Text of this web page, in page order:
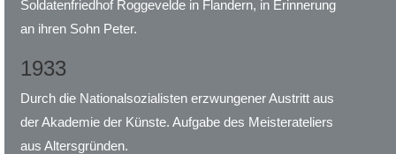
Soldatenfriedhof Roggevelde in Flandern, in Erinnerung
an ihren Sohn Peter.
1933
Durch die Nationalsozialisten erzwungener Austritt aus
der Akademie der Künste. Aufgabe des Meisterateliers
aus Altersgründen.